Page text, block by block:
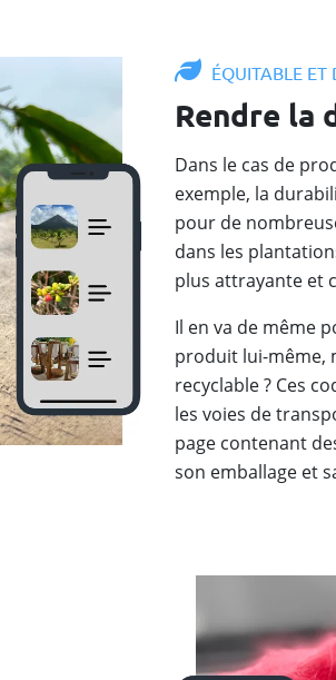
ÉQUITABLE ET
Rendre la
Dans le cas de
exemple, la
pour de
dans les
plus attrayante et
Il en va de même
produit lui-même,
recyclable ? Ces
les voies de
page contenant
son emballage et